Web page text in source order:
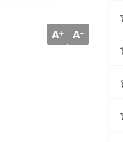
A+ A-